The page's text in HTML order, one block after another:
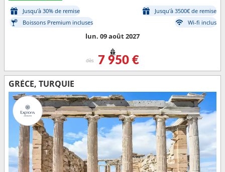
Jusqu'à 30% de remise
Jusqu'à 3500€ de remise
Boissons Premium incluses
Wi-fi inclus
lun. 09 août 2027
dès 7 950 €
GRÈCE, TURQUIE